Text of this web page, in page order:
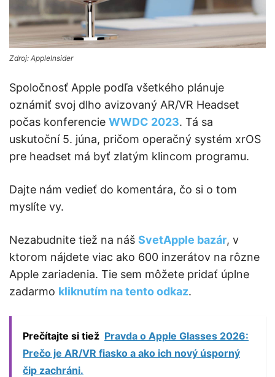
Zdroj: AppleInsider
Spoločnosť Apple podľa všetkého plánuje
oznámiť svoj dlho avizovaný AR/VR Headset
počas konferencie WWDC 2023. Tá sa
uskutoční 5. júna, pričom operačný systém xrOS
pre headset má byť zlatým klincom programu.
Dajte nám vedieť do komentára, čo si o tom
myslíte vy.
Nezabudnite tiež na náš SvetApple bazár, v
ktorom nájdete viac ako 600 inzerátov na rôzne
Apple zariadenia. Tie sem môžete pridať úplne
zadarmo kliknutím na tento odkaz.
Prečítajte si tiež Pravda o Apple Glasses 2026:
Prečo je AR/VR fiasko a ako ich nový úsporný
čip zachráni.